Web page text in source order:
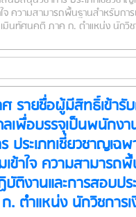
ใจ ความสามารถพื้นฐานสำหรับกา
มินทัศนคติ ภาค ก. ตำแหน่ง นักวิช
รายชื่อผู้มีสิทธิ์เข้ารั
เพื่อบรรจุเป็นพนักง
ประเภทเชี่ยวชาญเฉ
เข้าใจ ความสามารถ
บัติงานและการสอบป
. ตำแหน่ง นักวิชการ